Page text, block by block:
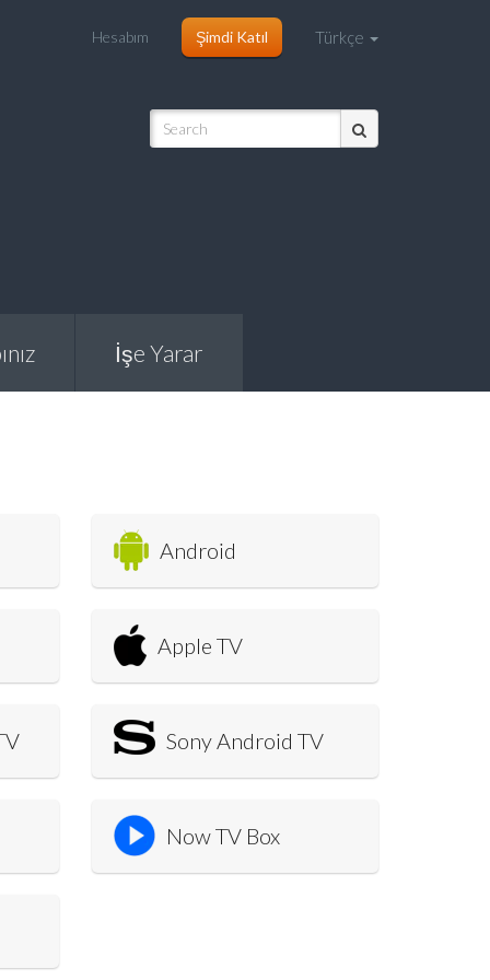
Türkçe
Hesabım Şimdi Katıl
İşe Yarar
Android
Apple TV
Sony Android TV
Now TV Box